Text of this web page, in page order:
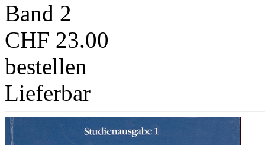
Band 2
CHF 23.00
bestellen
Lieferbar